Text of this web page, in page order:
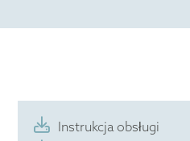
Instrukcja obsługi